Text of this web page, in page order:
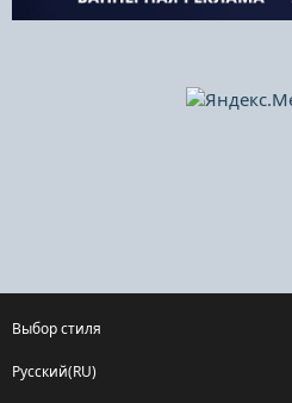
Выбор стиля
Русский(RU)